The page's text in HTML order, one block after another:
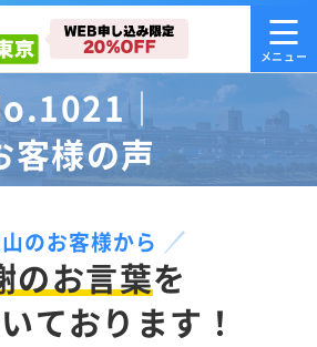
｜
客様の声
のお客様から
のお言葉を
ております！